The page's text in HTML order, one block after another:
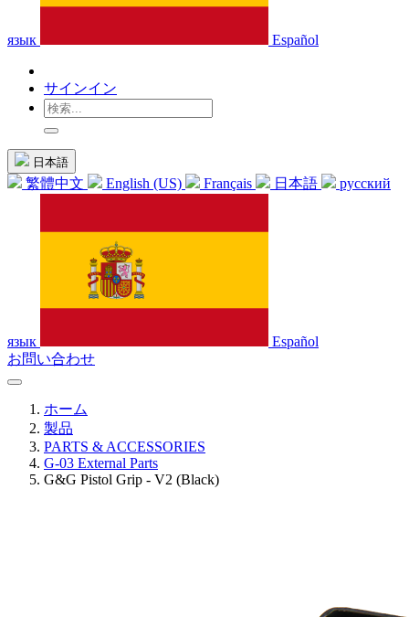
язык Español
サインイン
日本語
繁體中文 English (US) Français 日本語 русский
язык
Español
お問い合わせ
ホーム
製品
PARTS & ACCESSORIES
G-03 External Parts
G&G Pistol Grip - V2 (Black)